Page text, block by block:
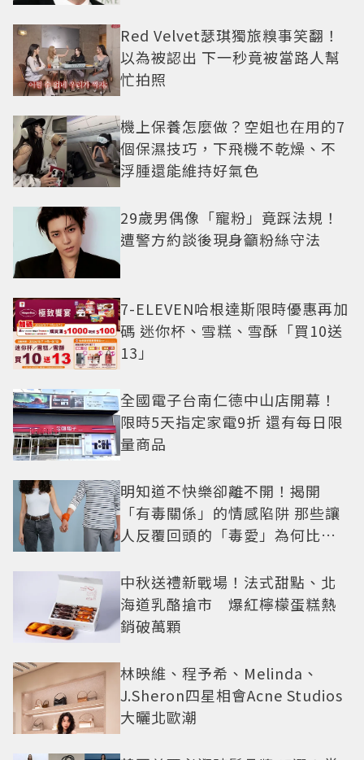
Red Velvet瑟琪獨旅糗事笑翻！
以為被認出 下一秒竟被當路人幫
忙拍照
機上保養怎麼做？空姐也在用的7
個保濕技巧，下飛機不乾燥、不
浮腫還能維持好氣色
29歲男偶像「寵粉」竟踩法規！
遭警方約談後現身籲粉絲守法
7-ELEVEN哈根達斯限時優惠再加
碼 迷你杯、雪糕、雪酥「買10送
13」
全國電子台南仁德中山店開幕！
限時5天指定家電9折 還有每日限
量商品
明知道不快樂卻離不開！揭開
「有毒關係」的情感陷阱 那些讓
人反覆回頭的「毒愛」為何比菸
中秋送禮新戰場！法式甜點、北
海道乳酪搶市 爆紅檸檬蛋糕熱
銷破萬顆
林映維、程予希、Melinda、
J.Sheron四星相會Acne Studios
大曬北歐潮